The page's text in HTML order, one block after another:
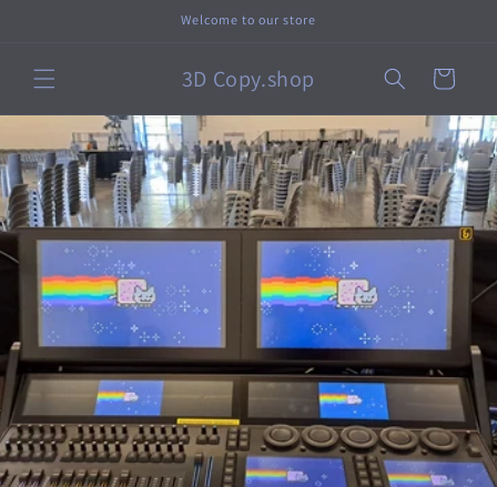
Welcome to our store
3D Copy.shop Warenkorb